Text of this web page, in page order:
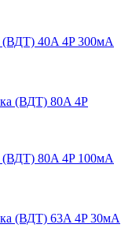
(ВДТ) 40A 4P 300мА
(ВДТ) 80A 4P 100мА